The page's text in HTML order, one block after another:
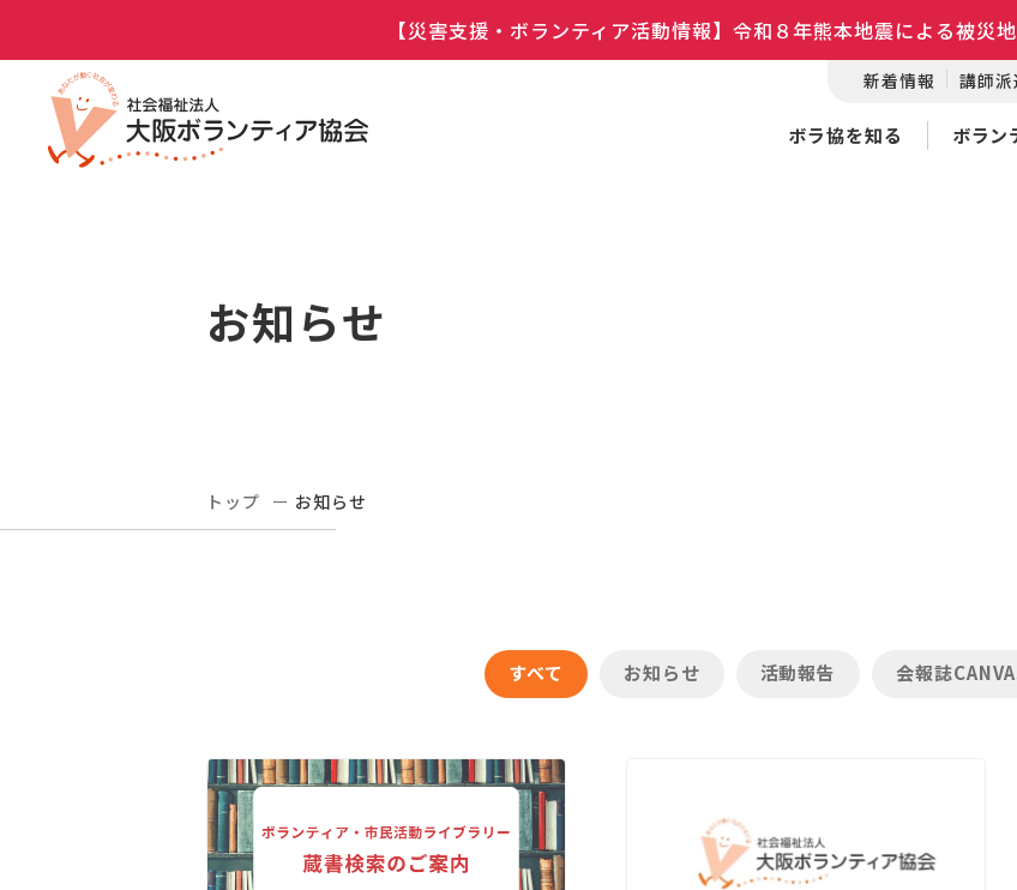
【災害支援・ボランティア活動情報】令和８年熊本地震による被災
新着情報 講師
ボラ協を知る ボラン
お知らせ
トップ お知らせ
すべて お知らせ 活動報告 会報誌